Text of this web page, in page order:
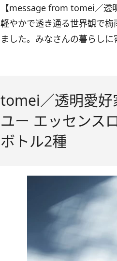
【message from tomei／透
軽やかで透き通る世界観で
ました。みなさんの暮らしに
tomei／透明愛好
ユー エッセンス
ボトル2種